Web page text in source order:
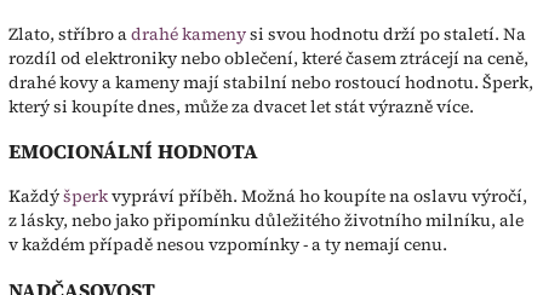
Zlato, stříbro adrahé kamenysi svou hodnotu drží po staletí. Na
rozdíl od elektroniky nebo oblečení, které časem ztrácejí na ceně,
drahé kovy a kameny mají stabilní nebo rostoucí hodnotu. Šperk,
který si koupíte dnes, může za dvacet let stát výrazně více.
EMOCIONÁLNÍ HODNOTA
Každýšperkvypráví příběh. Možná ho koupíte na oslavu výročí,
z lásky, nebo jako připomínku důležitého životního milníku, ale
v každém případě nesou vzpomínky - a ty nemají cenu.